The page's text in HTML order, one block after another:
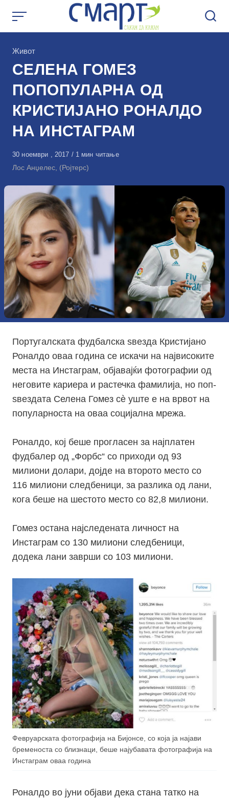
КАтегорија
Живот
СЕЛЕНА ГОМЕЗ
ПОПОПУЛАРНА ОД
КРИСТИЈАНО РОНАЛДО
НА ИНСТАГРАМ
Објавено
на
30 ноември , 2017 1 мин читање
Лос Анџелес, (Ројтерс)
Португалската фудбалска ѕвезда Кристијано
Роналдо оваа година се искачи на највисоките
места на Инстаграм, објавајќи фотографии од
неговите кариера и растечка фамилија, но поп-
ѕвездата Селена Гомез сè уште е на врвот на
популарноста на оваа социјална мрежа.
Роналдо, кој беше прогласен за најплатен
фудбалер од „Форбс“ со приходи од 93
милиони долари, дојде на второто место со
116 милиони следбеници, за разлика од лани,
кога беше на шестото место со 82,8 милиони.
Гомез остана најследената личност на
Инстаграм со 130 милиони следбеници,
додека лани заврши со 103 милиони.
Февруарската фотографија на Бијонсе, со која ја најави
бременоста со близнаци, беше најубавата фотографија на
Инстаграм оваа година
Роналдо во јуни објави дека стана татко на